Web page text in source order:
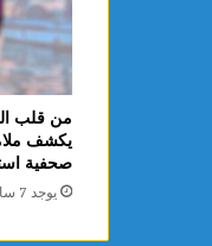
من قلب
يكشف
صحفية
يوجد 7 ساعات